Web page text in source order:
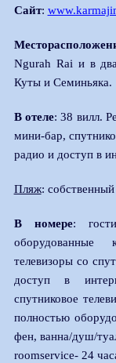
Сайт:
Ngurah Rai и в
Куты и Семиньяка.
В отеле: 38 вилл.
мини-бар,
радио и доступ в
Пляж:
В номере:
телевизоры со
доступ в
спутниковое
полностью
фен, ванна/душ/
roomserviсe- 24